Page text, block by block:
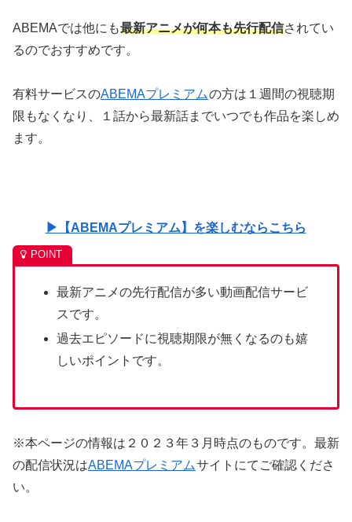
ABEMAでは他にも最新アニメが何本も先行配信されてい
るのでおすすめです。
有料サービスのABEMAプレミアムの方は１週間の視聴期
限もなくなり、１話から最新話までいつでも作品を楽しめ
ます。
▶【ABEMAプレミアム】を楽しむならこちら
最新アニメの先行配信が多い動画配信サービ
スです。
過去エピソードに視聴期限が無くなるのも嬉
しいポイントです。
※本ページの情報は２０２３年３月時点のものです。最新
の配信状況はABEMAプレミアムサイトにてご確認くださ
い。